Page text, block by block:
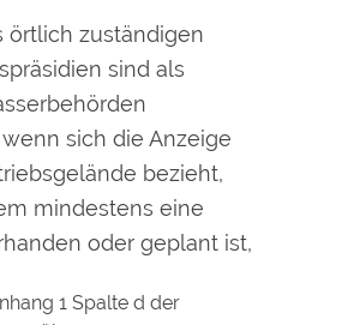
örtlich zuständigen
sind als
sich die Anzeige
bezieht,
mindestens eine
oder geplant ist,
1 Spalte d der